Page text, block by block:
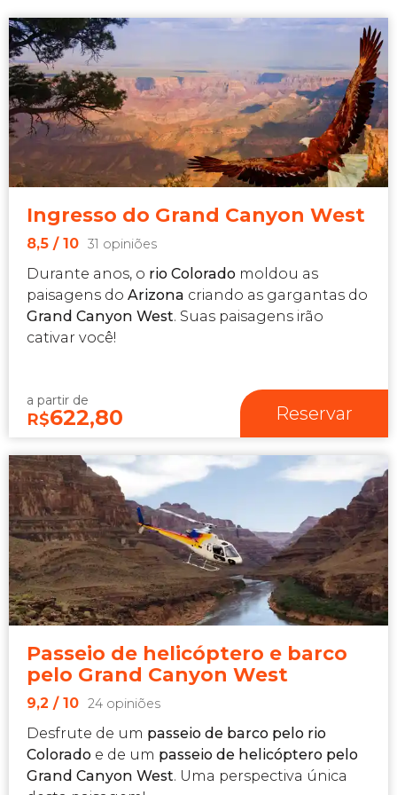
Ingresso do Grand Canyon West
8,5 / 10 31 opiniões
Durante anos, o rio Colorado moldou as
paisagens do Arizona criando as gargantas do
Grand Canyon West. Suas paisagens irão
cativar você!
a partir de
R$622,80 Reservar
Passeio de helicóptero e barco
pelo Grand Canyon West
9,2 / 10 24 opiniões
Desfrute de um passeio de barco pelo rio
Colorado e de um passeio de helicóptero pelo
Grand Canyon West. Uma perspectiva única